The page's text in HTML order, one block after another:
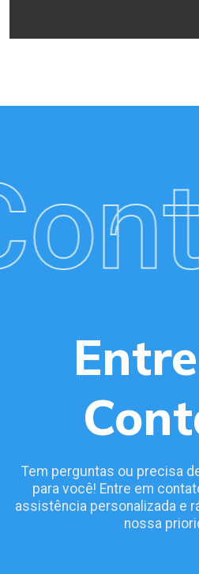
Tem perguntas ou precisa
para você! Entre em
assistência personalizada e
nossa